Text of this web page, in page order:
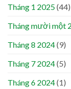
Tháng 1 2025(44)
Tháng mười một
Tháng 8 2024(9)
Tháng 7 2024(5)
Tháng 6 2024(1)